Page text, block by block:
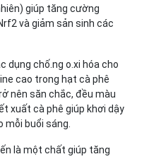
giúp tăng cường
và giảm sản sinh các
dụng chố.ng o.xi hóa cho
cao trong hạt cà phê
nên săn chắc, đều màu
xuất cà phê giúp khơi dậy
buổi sáng.
là một chất giúp tăng